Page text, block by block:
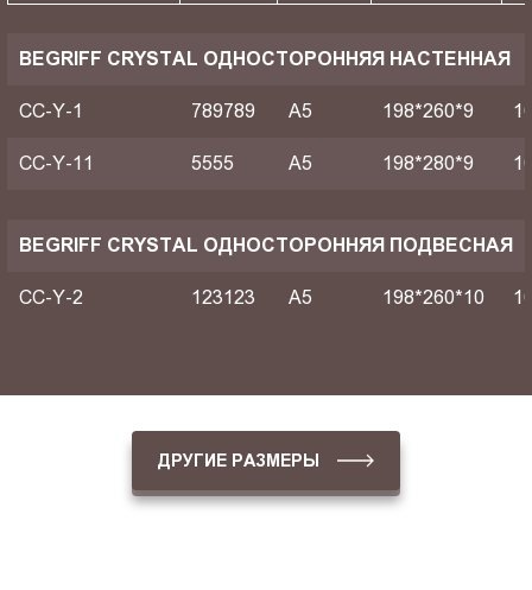
BEGRIFF CRYSTAL ОДНОСТОРОННЯЯ НАСТЕННАЯ
CC-Y-1 789789 A5 198*260*9
CC-Y-11 5555 A5 198*280*9
BEGRIFF CRYSTAL ОДНОСТОРОННЯЯ ПОДВЕСНАЯ
CC-Y-2 123123 A5 198*260*10
ДРУГИЕ РАЗМЕРЫ